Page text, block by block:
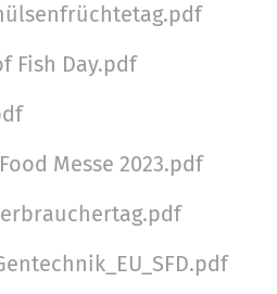
Fish Day.pdf
Messe 2023.pdf